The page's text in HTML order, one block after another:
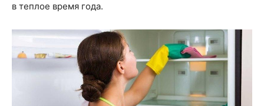
в теплое время года.